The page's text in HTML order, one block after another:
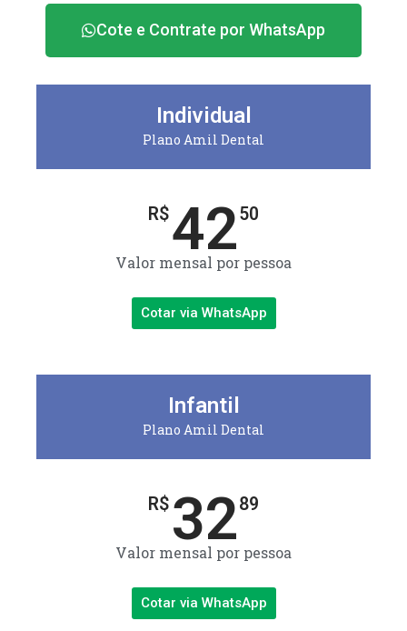
Cote e Contrate por WhatsApp
Individual
Plano Amil Dental
R$4250
Valor mensal por pessoa
Cotar via WhatsApp
Infantil
Plano Amil Dental
R$ 3289
Valor mensal por pessoa
Cotar via WhatsApp